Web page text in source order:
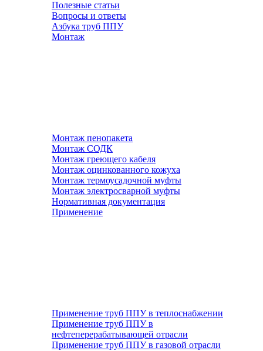
Полезные статьи
Вопросы и ответы
Азбука труб ППУ
Монтаж
Монтаж пенопакета
Монтаж СОДК
Монтаж греющего кабеля
Монтаж оцинкованного кожуха
Монтаж термоусадочной муфты
Монтаж электросварной муфты
Нормативная документация
Применение
Применение труб ППУ в теплоснабжении
Применение труб ППУ в
нефтеперерабатывающей отрасли
Применение труб ППУ в газовой отрасли